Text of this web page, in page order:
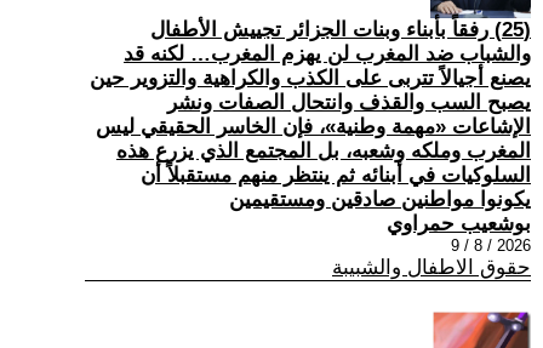
(25) رفقاً بأبناء وبنات الجزائر تجييش الأطفال
والشباب ضد المغرب لن يهزم المغرب… لكنه قد
يصنع أجيالاً تتربى على الكذب والكراهية والتزوير حين
يصبح السب والقذف وانتحال الصفات ونشر
الإشاعات «مهمة وطنية»، فإن الخاسر الحقيقي ليس
المغرب وملكه وشعبه، بل المجتمع الذي يزرع هذه
السلوكيات في أبنائه ثم ينتظر منهم مستقبلاً أن
يكونوا مواطنين صادقين ومستقيمين
بوشعيب حمراوي
2026 / 8 / 9
حقوق الاطفال والشبيبة